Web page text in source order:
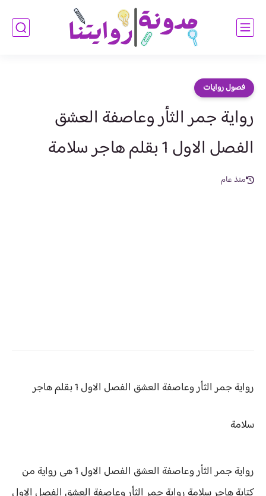
فصول روايات
رواية جمر الثأر وعاصفة العشق
الفصل الاول 1 بقلم هاجر سلامة
منذ عام
رواية جمر الثأر وعاصفة العشق الفصل الاول 1 بقلم هاجر
سلامة
رواية جمر الثأر وعاصفة العشق الفصل الاول 1 هى رواية من